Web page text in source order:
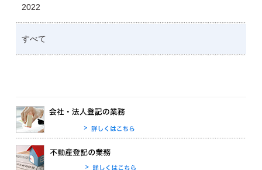
2022
すべて